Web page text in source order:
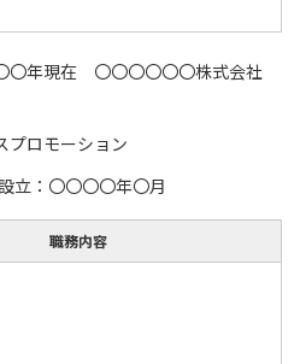
〇年現在 〇〇〇〇〇〇株式会社
ロモーション
：〇〇〇〇年〇月
職務内容